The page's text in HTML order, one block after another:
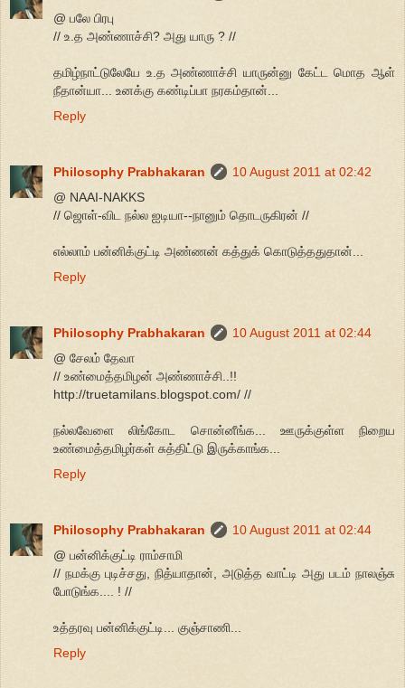
@ பலே பிரபு
// உ.த அண்ணாச்சி? அது யாரு ? //
தமிழ்நாட்டுலேயே உ.த அண்ணாச்சி யாருன்னு கேட்ட மொத ஆள்
நீதான்யா... உனக்கு கண்டிப்பா நரகம்தான்...
Reply
Philosophy Prabhakaran
10 August 2011 at 02:42
@ NAAI-NAKKS
// ஜொள்-விட நல்ல ஐடியா--நானும் தொடருகிரன் //
எல்லாம் பன்னிக்குட்டி அண்ணன் கத்துக் கொடுத்ததுதான்...
Reply
Philosophy Prabhakaran
10 August 2011 at 02:44
@ சேலம் தேவா
// உண்மைத்தமிழன் அண்ணாச்சி..!!
http://truetamilans.blogspot.com/ //
நல்லவேளை லிங்கோட சொன்னீங்க... ஊருக்குள்ள நிறைய
உண்மைத்தமிழர்கள் சுத்திட்டு இருக்காங்க...
Reply
Philosophy Prabhakaran
10 August 2011 at 02:44
@ பன்னிக்குட்டி ராம்சாமி
// நமக்கு புடிச்சது, நித்யாதான், அடுத்த வாட்டி அது படம் நாலஞ்சு
போடுங்க.... ! //
உத்தரவு பன்னிக்குட்டி... குஞ்சாணி...
Reply